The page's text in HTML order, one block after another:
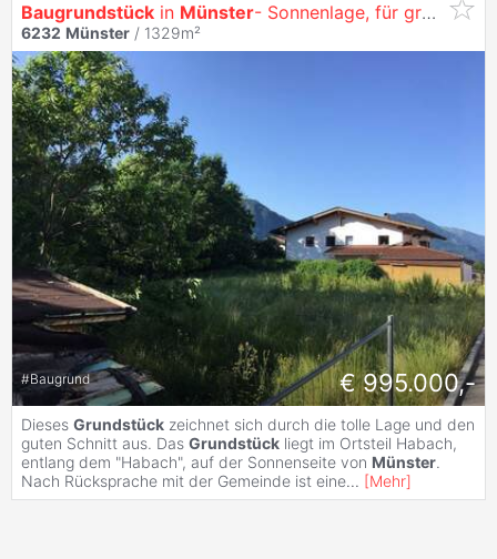
Baugrundstück in Münster- Sonnenlage, für großes Einfamilienhaus oder Doppelhaus geeignet!
6232 Münster / 1329m²
#Baugrund € 995.000,-
Dieses Grundstück zeichnet sich durch die tolle Lage und den
guten Schnitt aus. Das Grundstück liegt im Ortsteil Habach,
entlang dem "Habach", auf der Sonnenseite von Münster.
Nach Rücksprache mit der Gemeinde ist eine... [Mehr]